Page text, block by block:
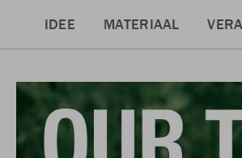
IDEE MATERIAAL